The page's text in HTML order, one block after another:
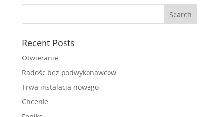
Recent Posts
Otwieranie
Radość bez podwykonawców
Trwa instalacja nowego
Chcenie